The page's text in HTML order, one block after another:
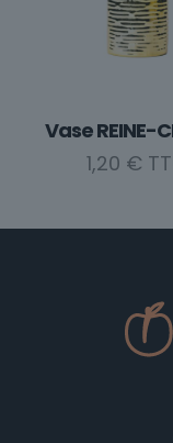
Vase REINE-
1,20 €